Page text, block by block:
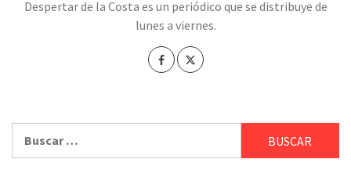
Despertar de la Costa es un periódico que se distribuye de
lunes a viernes.